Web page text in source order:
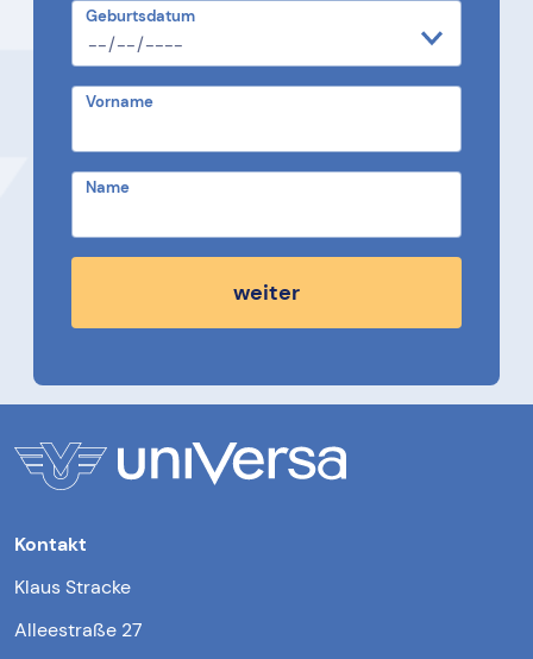
Geburtsdatum
Vorname
Name
weiter
Kontakt
Klaus Stracke
Alleestraße 27